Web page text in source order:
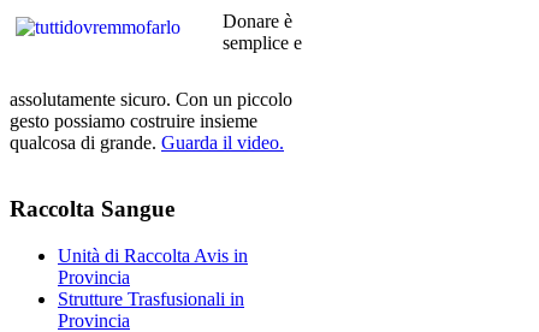
Donare è
semplice e
assolutamente sicuro. Con un piccolo
gesto possiamo costruire insieme
qualcosa di grande. Guarda il video.
Raccolta Sangue
Unità di Raccolta Avis in
Provincia
Strutture Trasfusionali in
Provincia